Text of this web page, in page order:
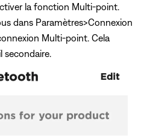
la fonction Multi-point.
dans Paramètres>Connexion
Multi-point. Cela